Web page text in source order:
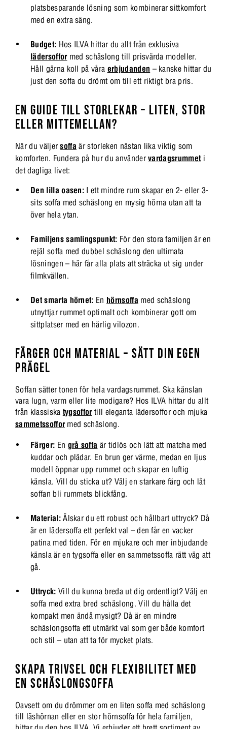
platsbesparande lösning som kombinerar sittkomfort
med en extra säng.
Budget: Hos ILVA hittar du allt från exklusiva
lädersofformed schäslong till prisvärda modeller.
Håll gärna koll på våra erbjudanden – kanske hittar du
just den soffa du drömt om till ett riktigt bra pris.
EN GUIDE TILL STORLEKAR – LITEN, STOR
ELLER MITTEMELLAN?
När du väljersoffa är storleken nästan lika viktig som
komforten. Fundera på hur du användervardagsrummet i
det dagliga livet:
Den lilla oasen: I ett mindre rum skapar en 2- eller 3-
sits soffa med schäslong en mysig hörna utan att ta
över hela ytan.
Familjens samlingspunkt: För den stora familjen är en
rejäl soffa med dubbel schäslong den ultimata
lösningen – här får alla plats att sträcka ut sig under
filmkvällen.
Det smarta hörnet: En hörnsoffa med schäslong
utnyttjar rummet optimalt och kombinerar gott om
sittplatser med en härlig vilozon.
FÄRGER OCH MATERIAL – SÄTT DIN EGEN
PRÄGEL
Soffan sätter tonen för hela vardagsrummet. Ska känslan
vara lugn, varm eller lite modigare? Hos ILVA hittar du allt
från klassiska tygsoffortill eleganta lädersoffor och mjuka
sammetssofformed schäslong.
Färger: En grå soffa är tidlös och lätt att matcha med
kuddar och plädar. En brun ger värme, medan en ljus
modell öppnar upp rummet och skapar en luftig
känsla. Vill du sticka ut? Välj en starkare färg och låt
soffan bli rummets blickfång.
Material:Älskar du ett robust och hållbart uttryck? Då
är en lädersoffa ett perfekt val – den får en vacker
patina med tiden. För en mjukare och mer inbjudande
känsla är en tygsoffa eller en sammetssoffa rätt väg att
gå.
Uttryck: Vill du kunna breda ut dig ordentligt? Välj en
soffa med extra bred schäslong. Vill du hålla det
kompakt men ändå mysigt? Då är en mindre
schäslongsoffa ett utmärkt val som ger både komfort
och stil – utan att ta för mycket plats.
SKAPA TRIVSEL OCH FLEXIBILITET MED
EN SCHÄSLONGSOFFA
Oavsett om du drömmer om en liten soffa med schäslong
till läshörnan eller en stor hörnsoffa för hela familjen,